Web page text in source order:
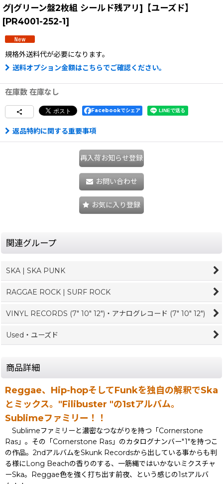
グ|グリーン盤2枚組 シールド残アリ]【ユーズド】
[PR4001-252-1]
規格外送料代が必要になります。
送料オプション金額はこちらでご確認ください。
在庫数 在庫なし
Facebookでシェア
返品特約に関する重要事項
再入荷お知らせ登録
お問い合わせ
お気に入り登録
関連グループ
SKA | SKA PUNK
RAGGAE ROCK | SURF ROCK
VINYL RECORDS (7" 10" 12")・アナログレコード (7" 10" 12")
Used・ユーズド
商品詳細
Reggae、Hip-hopそしてFunkを独自の解釈でSka
とミックス。"Filibuster "の1stアルバム。
Sublimeファミリー！！
Sublimeファミリーと濃密なつながりを持つ「Cornerstone
Ras」。その「Cornerstone Ras」のカタログナンバー"1"を持つこ
の作品。2ndアルバムをSkunk Recordsから出している事からも判
る様にLong Beachの香りのする、一筋縄ではいかないミクスチャ
ーSka。Reggae色を強く打ち出す前夜、という感じの1stアルバ